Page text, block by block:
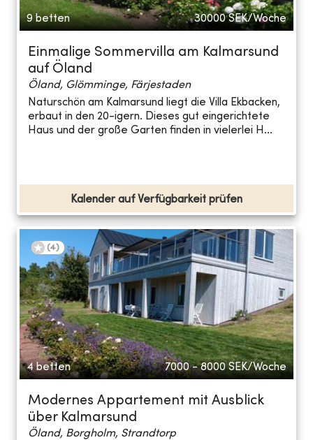
9 betten 30000 SEK/Woche
Einmalige Sommervilla am Kalmarsund
auf Öland
Öland, Glömminge, Färjestaden
Naturschön am Kalmarsund liegt die Villa Ekbacken,
erbaut in den 20-igern. Dieses gut eingerichtete
Haus und der große Garten finden in vielerlei H...
Kalender auf Verfügbarkeit prüfen
(4)
4 betten 7000 - 8000 SEK/Woche
Modernes Appartement mit Ausblick
über Kalmarsund
Öland, Borgholm, Strandtorp